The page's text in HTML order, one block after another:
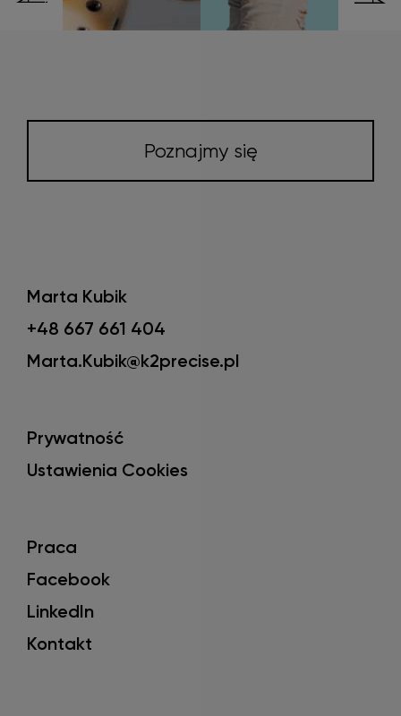
Poznajmy się
Marta Kubik
+48 667 661 404
Marta.Kubik@k2precise.pl
Prywatność
Ustawienia Cookies
Praca
Facebook
LinkedIn
Kontakt